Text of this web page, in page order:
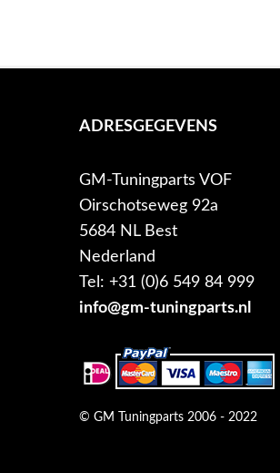
ADRESGEGEVENS
GM-Tuningparts VOF
Oirschotseweg 92a
5684 NL Best
Nederland
Tel: +31 (0)6 549 84 999
info@gm-tuningparts.nl
© GM Tuningparts 2006 - 2022